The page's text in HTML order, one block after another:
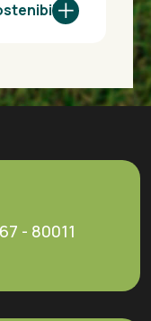
- 80011